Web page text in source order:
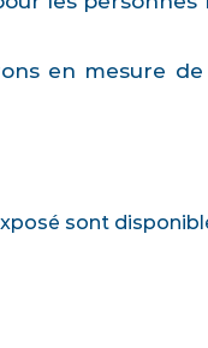
en mesure
sont